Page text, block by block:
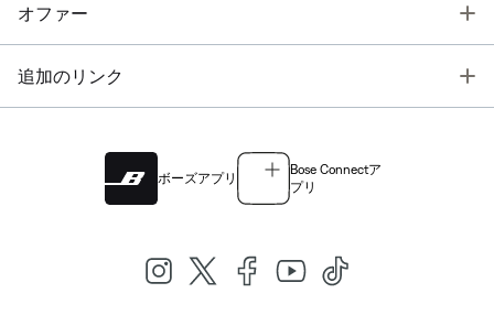
オファー
追加のリンク
ボーズアプリ
Bose Connectア
プリ